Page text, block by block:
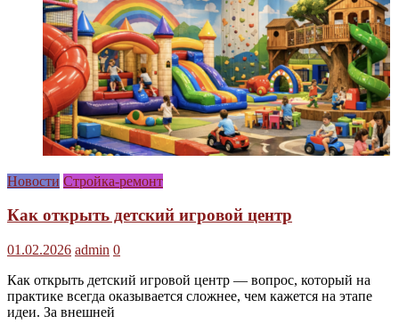
Новости Стройка-ремонт
Как открыть детский игровой центр
01.02.2026 admin 0
Как открыть детский игровой центр — вопрос, который на
практике всегда оказывается сложнее, чем кажется на этапе
идеи. За внешней